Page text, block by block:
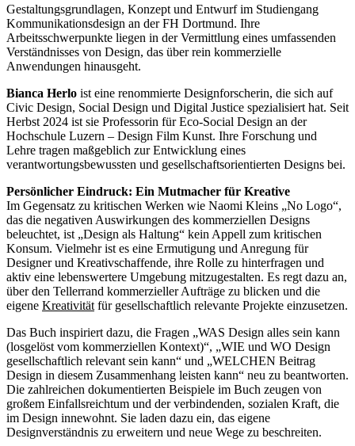
Gestaltungsgrundlagen, Konzept und Entwurf im Studiengang
Kommunikationsdesign an der FH Dortmund. Ihre
Arbeitsschwerpunkte liegen in der Vermittlung eines umfassenden
Verständnisses von Design, das über rein kommerzielle
Anwendungen hinausgeht.
Bianca Herlo ist eine renommierte Designforscherin, die sich auf
Civic Design, Social Design und Digital Justice spezialisiert hat. Seit
Herbst 2024 ist sie Professorin für Eco-Social Design an der
Hochschule Luzern – Design Film Kunst. Ihre Forschung und
Lehre tragen maßgeblich zur Entwicklung eines
verantwortungsbewussten und gesellschaftsorientierten Designs bei.
Persönlicher Eindruck: Ein Mutmacher für Kreative
Im Gegensatz zu kritischen Werken wie Naomi Kleins „No Logo“,
das die negativen Auswirkungen des kommerziellen Designs
beleuchtet, ist „Design als Haltung“ kein Appell zum kritischen
Konsum. Vielmehr ist es eine Ermutigung und Anregung für
Designer und Kreativschaffende, ihre Rolle zu hinterfragen und
aktiv eine lebenswertere Umgebung mitzugestalten. Es regt dazu an,
über den Tellerrand kommerzieller Aufträge zu blicken und die
eigene Kreativität für gesellschaftlich relevante Projekte einzusetzen.
Das Buch inspiriert dazu, die Fragen „WAS Design alles sein kann
(losgelöst vom kommerziellen Kontext)“, „WIE und WO Design
gesellschaftlich relevant sein kann“ und „WELCHEN Beitrag
Design in diesem Zusammenhang leisten kann“ neu zu beantworten.
Die zahlreichen dokumentierten Beispiele im Buch zeugen von
großem Einfallsreichtum und der verbindenden, sozialen Kraft, die
im Design innewohnt. Sie laden dazu ein, das eigene
Designverständnis zu erweitern und neue Wege zu beschreiten.